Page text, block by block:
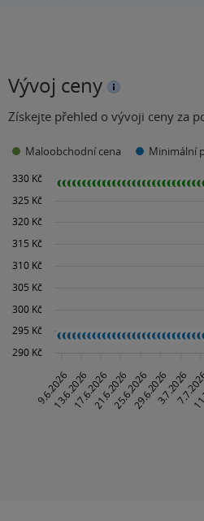
Vývoj ceny
Získejte přehled o vývoji ceny za
Maloobchodní cena Minimální